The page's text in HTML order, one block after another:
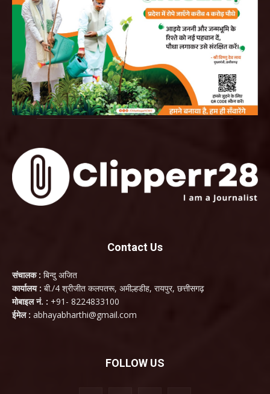
Contact Us
संचालक : बिन्दु अजित
कार्यालय : बी./4 श्रीजीत कलपतरू, अमील्हडीह, रायपुर, छत्तीसगढ़
मोबाइल नं. : +91- 8224833100
ईमेल : abhayabharthi@gmail.com
FOLLOW US